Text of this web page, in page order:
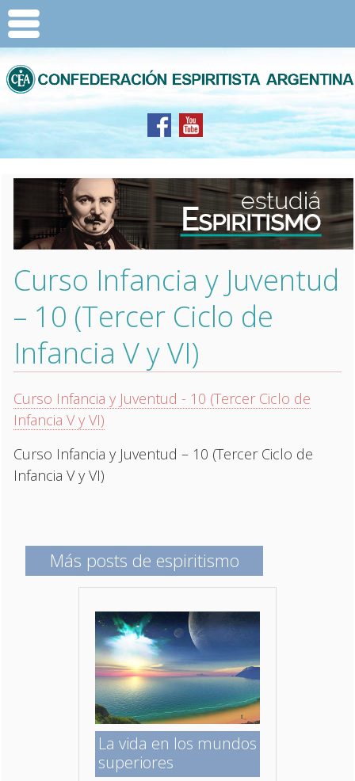
Curso Infancia y Juventud
– 10 (Tercer Ciclo de
Infancia V y VI)
Curso Infancia y Juventud - 10 (Tercer Ciclo de
Infancia V y VI)
Curso Infancia y Juventud – 10 (Tercer Ciclo de
Infancia V y VI)
Más posts de espiritismo
La vida en los mundos
superiores